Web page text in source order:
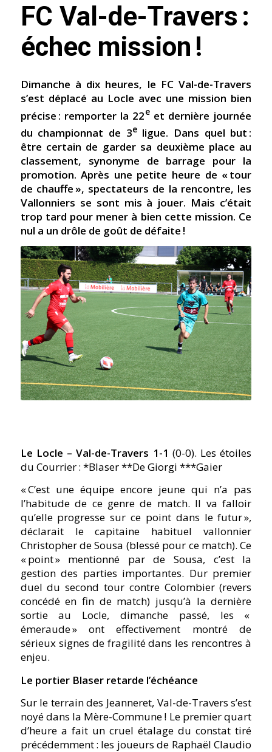
FC Val-de-Travers :
échec mission !
Dimanche à dix heures, le FC Val-de-Travers
s’est déplacé au Locle avec une mission bien
précise : remporter la 22eet dernière journée
du championnat de 3eligue. Dans quel but :
être certain de garder sa deuxième place au
classement, synonyme de barrage pour la
promotion. Après une petite heure de « tour
de chauffe », spectateurs de la rencontre, les
Vallonniers se sont mis à jouer. Mais c’était
trop tard pour mener à bien cette mission. Ce
nul a un drôle de goût de défaite !
Le Locle – Val-de-Travers 1-1 (0-0). Les étoiles
du Courrier : *Blaser **De Giorgi ***Gaier
« C’est une équipe encore jeune qui n’a pas
l’habitude de ce genre de match. Il va falloir
qu’elle progresse sur ce point dans le futur »,
déclarait le capitaine habituel vallonnier
Christopher de Sousa (blessé pour ce match). Ce
« point » mentionné par de Sousa, c’est la
gestion des parties importantes. Dur premier
duel du second tour contre Colombier (revers
concédé en fin de match) jusqu’à la dernière
sortie au Locle, dimanche passé, les «
émeraude » ont effectivement montré de
sérieux signes de fragilité dans les rencontres à
enjeu.
Le portier Blaser retarde l’échéance
Sur le terrain des Jeanneret, Val-de-Travers s’est
noyé dans la Mère-Commune ! Le premier quart
d’heure a fait un cruel étalage du constat tiré
précédemment : les joueurs de Raphaël Claudio